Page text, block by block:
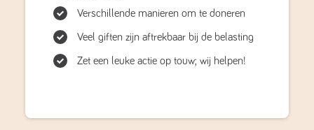
Verschillende manieren om te doneren
Veel giften zijn aftrekbaar bij de belasting
Zet een leuke actie op touw; wij helpen!